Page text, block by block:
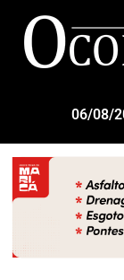
06/08/